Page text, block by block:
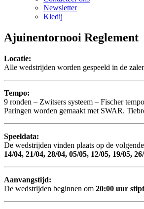
Newsletter
Kledij
Ajuinentornooi Reglement
Locatie:
Alle wedstrijden worden gespeeld in de
Tempo:
9 ronden – Zwitsers systeem – Fischer
Paringen worden gemaakt met SWAR.
Speeldata:
De wedstrijden vinden plaats op de
14/04, 21/04, 28/04, 05/05, 12/05, 19/05,
Aanvangstijd:
De wedstrijden beginnen om 20:00 uur stipt